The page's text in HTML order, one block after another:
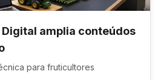
amplia conteúdos
para fruticultores